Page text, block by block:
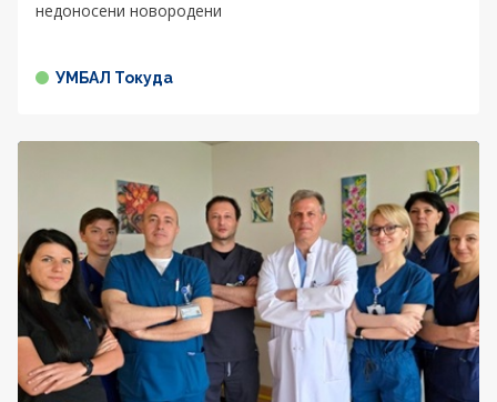
недоносени новородени
УМБАЛ Токуда